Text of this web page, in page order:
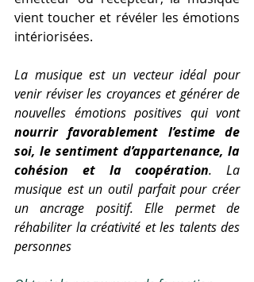
vient toucher et révéler les émotions
intériorisées.
La musique est un vecteur idéal pour
venir réviser les croyances et générer de
nouvelles émotions positives qui vont
nourrir favorablement l’estime de
soi, le sentiment d’appartenance, la
cohésion et la coopération. La
musique est un outil parfait pour créer
un ancrage positif. Elle permet de
réhabiliter la créativité et les talents des
personnes